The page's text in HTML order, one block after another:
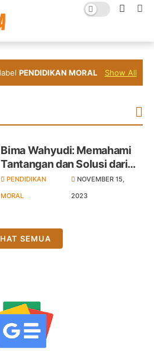
PENDIDIKAN MORAL Show All
Bima Wahyudi: Memahami
Tantangan dan Solusi dari
Krisis Moral Di Era Digital
PENDIDIKAN
MORAL
NOVEMBER 15,
2023
SEMUA